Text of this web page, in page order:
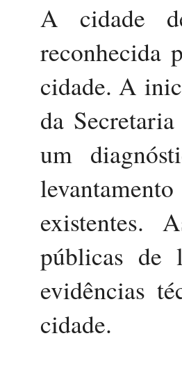
A cidade
reconhecida
cidade. A
da
um
existentes.
públicas de
evidências
cidade.